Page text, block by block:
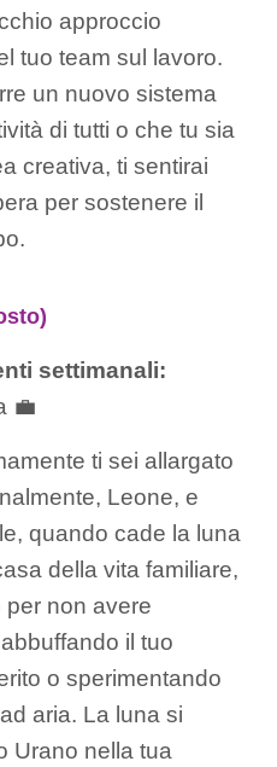
approccio
tuo team sul lavoro.
un nuovo sistema
di tutti o che tu sia
creativa, ti sentirai
per sostenere il
settimanali:
💼
ti sei allargato
Leone, e
quando cade la luna
della vita familiare,
per non avere
il tuo
o sperimentando
aria. La luna si
Urano nella tua